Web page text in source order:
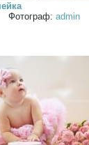
Фотограф: admin